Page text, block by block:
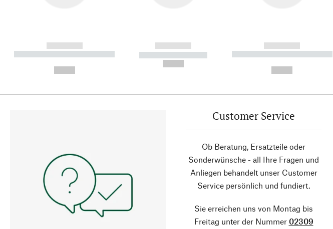
------------
----------- ----------- ----------
------------
----------- -----------
------------
----------- ----------- ----------
Customer Service
Ob Beratung, Ersatzteile oder
Sonderwünsche - all Ihre Fragen und
Anliegen behandelt unser Customer
Service persönlich und fundiert.
Sie erreichen uns von Montag bis
Freitag unter der Nummer 02309